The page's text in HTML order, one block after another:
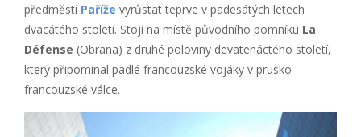
předměstí Paříže vyrůstat teprve v padesátých letech
dvacátého století. Stojí na místě původního pomníku La
Défense (Obrana) z druhé poloviny devatenáctého století,
který připomínal padlé francouzské vojáky v prusko-
francouzské válce.